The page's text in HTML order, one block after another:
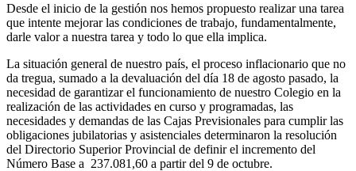
Desde el inicio de la gestión nos hemos propuesto realizar una tarea
que intente mejorar las condiciones de trabajo, fundamentalmente,
darle valor a nuestra tarea y todo lo que ella implica.
La situación general de nuestro país, el proceso inflacionario que no
da tregua, sumado a la devaluación del día 18 de agosto pasado, la
necesidad de garantizar el funcionamiento de nuestro Colegio en la
realización de las actividades en curso y programadas, las
necesidades y demandas de las Cajas Previsionales para cumplir las
obligaciones jubilatorias y asistenciales determinaron la resolución
del Directorio Superior Provincial de definir el incremento del
Número Base a 237.081,60 a partir del 9 de octubre.